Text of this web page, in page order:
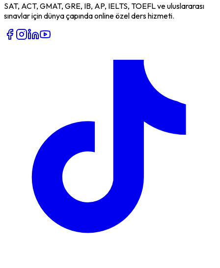
SAT, ACT, GMAT, GRE, IB, AP, IELTS, TOEFL ve uluslararası
sınavlar için dünya çapında online özel ders hizmeti.